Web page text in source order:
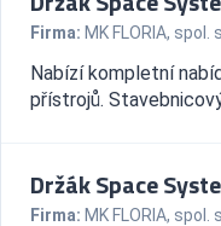
Firma: MK FLORIA, spol.
Nabízí kompletní
přístrojů.
Držák Space
Firma: MK FLORIA, spol.